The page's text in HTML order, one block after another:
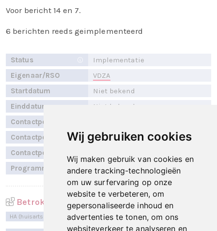
Wij gebruiken cookies
Wij maken gebruik van cookies en
andere tracking-technologieën
om uw surfervaring op onze
website te verbeteren, om
gepersonaliseerde inhoud en
advertenties te tonen, om ons
websiteverkeer te analyseren en
Voor bericht 14 en 7.
6 berichten reeds geimplementeerd
Status
Implementatie
Eigenaar/RSO
VDZA
Startdatum
Niet bekend
Einddatum
Niet bekend
Contactpersoon
Contactpersoon
H. Klein Tuente
Contactpersoon
Programmalijn
Primaire Data beschikbaarheid
Betrokken sectoren
HA (huisartsen) MSZ (medische specialistische zorg)